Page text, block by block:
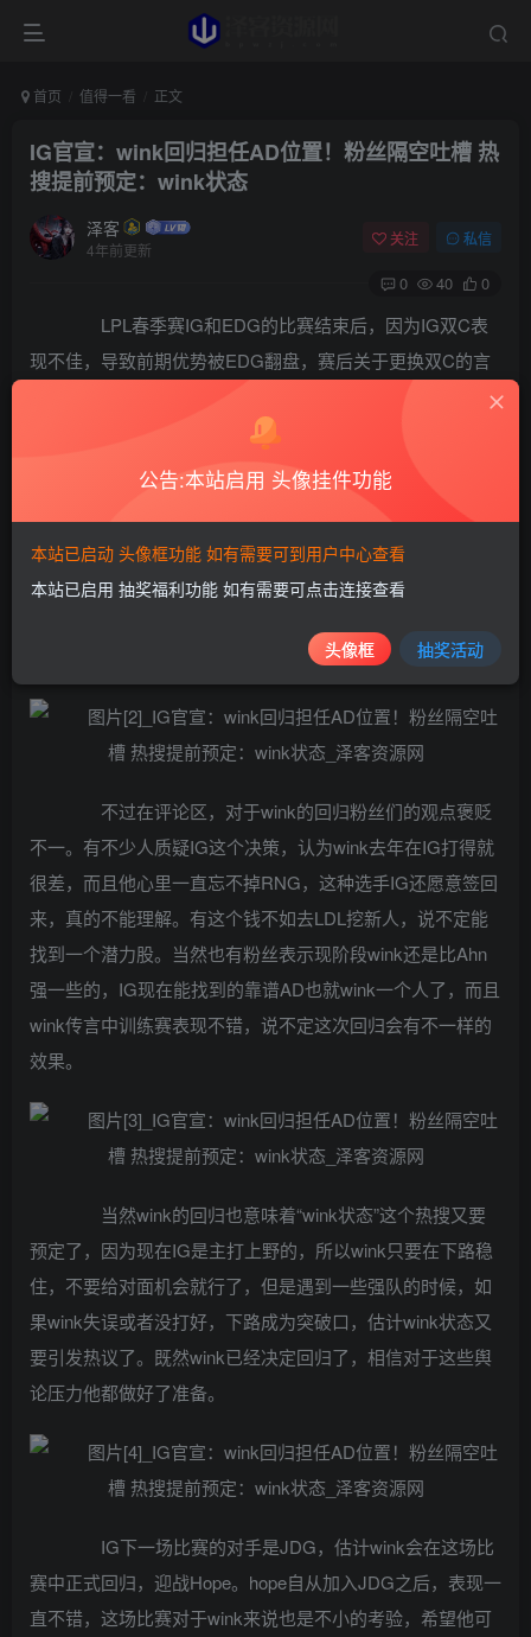
首页 值得一看 正文
IG官宣：wink回归担任AD位置！粉丝隔空吐槽 热
搜提前预定：wink状态
泽客
4年前更新
关注 私信
0 40 0
LPL春季赛IG和EDG的比赛结束后，因为IG双C表
现不佳，导致前期优势被EDG翻盘，赛后关于更换双C的言
入，果然就是传言中的wink，没想到他又回到了IG。
IG官宣原文如下，表示经过协商之后，wink以自由
wink这次的回归可以有所成长，和队伍一起打出好成绩。
不过在评论区，对于wink的回归粉丝们的观点褒贬
不一。有不少人质疑IG这个决策，认为wink去年在IG打得就
很差，而且他心里一直忘不掉RNG，这种选手IG还愿意签回
来，真的不能理解。有这个钱不如去LDL挖新人，说不定能
找到一个潜力股。当然也有粉丝表示现阶段wink还是比Ahn
强一些的，IG现在能找到的靠谱AD也就wink一个人了，而且
wink传言中训练赛表现不错，说不定这次回归会有不一样的
效果。
当然wink的回归也意味着“wink状态”这个热搜又要
预定了，因为现在IG是主打上野的，所以wink只要在下路稳
住，不要给对面机会就行了，但是遇到一些强队的时候，如
果wink失误或者没打好，下路成为突破口，估计wink状态又
要引发热议了。既然wink已经决定回归了，相信对于这些舆
论压力他都做好了准备。
IG下一场比赛的对手是JDG，估计wink会在这场比
赛中正式回归，迎战Hope。hope自从加入JDG之后，表现一
直不错，这场比赛对于wink来说也是不小的考验，希望他可
公告:本站启用 头像挂件功能
本站已启动 头像框功能 如有需要可到用户中心查看
本站已启用 抽奖福利功能 如有需要可点击连接查看
头像框 抽奖活动